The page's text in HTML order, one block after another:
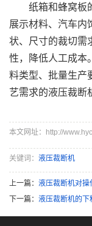
纸箱和蜂窝板
展示材料、汽车内
状、尺寸的裁切需
性，降低人工成本
料类型、批量生产
艺需求的液压裁断
本文网址：http://
关键词： 液压裁断机
上一篇： 液压裁断机对操
下一篇： 液压裁断机的下